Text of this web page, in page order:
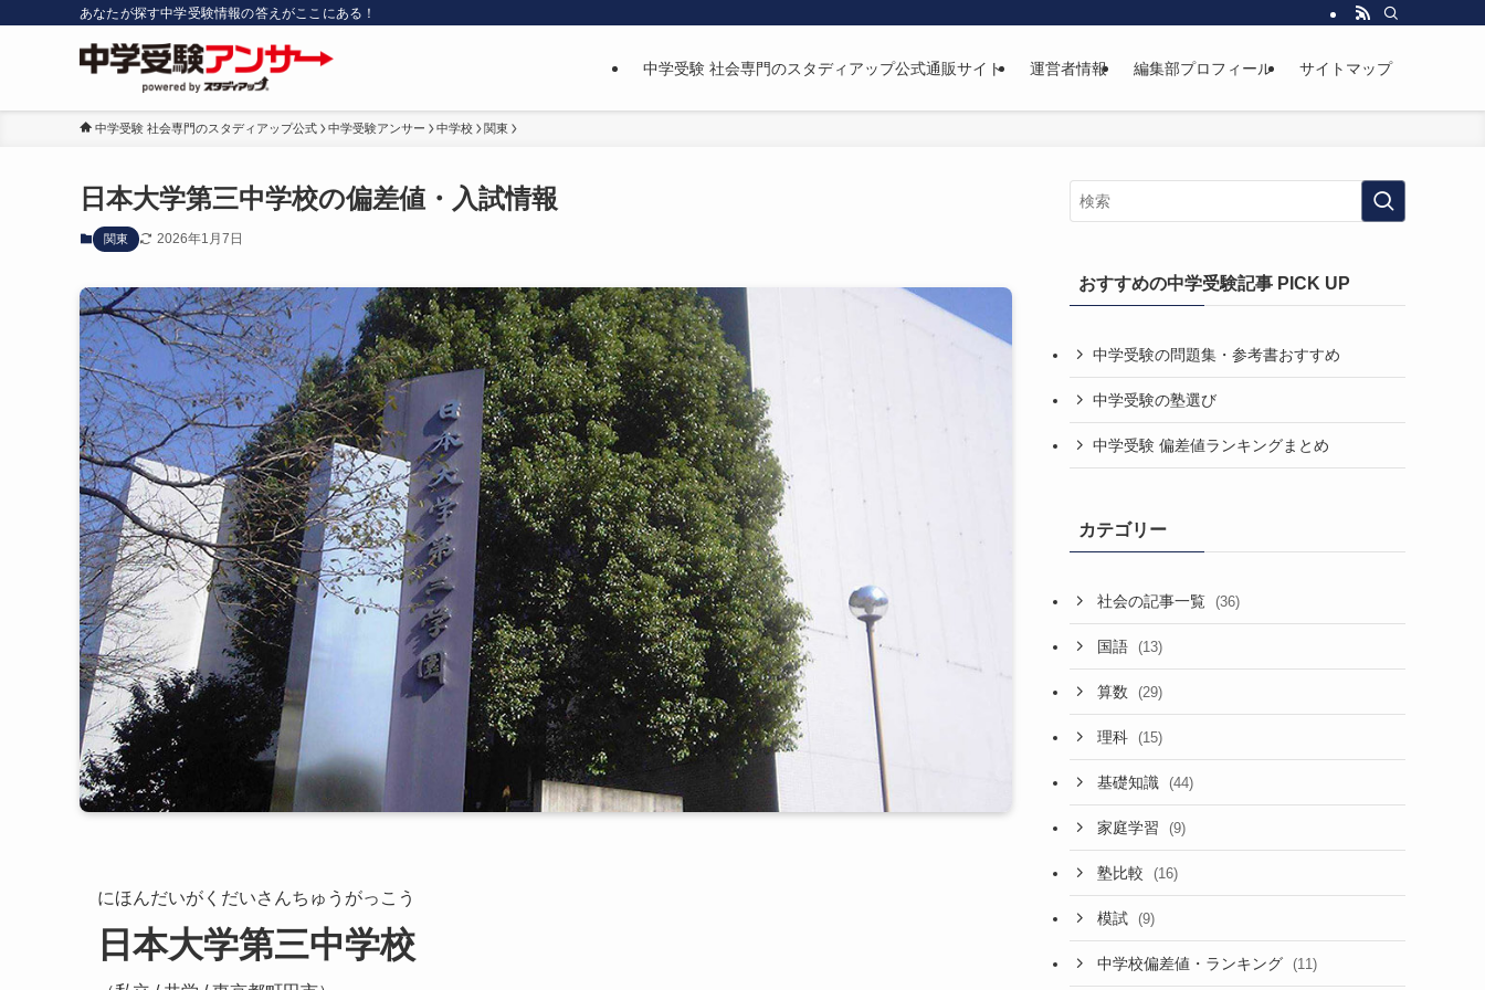
あなたが探す中学受験情報の答えがここにある！
中学受験 社会専門のスタディアップ公式通販サイト 運営者情報 編集部プロフィール サイトマップ
中学受験 社会専門のスタディアップ公式 中学受験アンサー 中学校 関東
日本大学第三中学校の偏差値・入試情報
関東 2026年1月7日
にほんだいがくだいさんちゅうがっこう
日本大学第三中学校
おすすめの中学受験記事 PICK UP
中学受験の問題集・参考書おすすめ
中学受験の塾選び
中学受験 偏差値ランキングまとめ
カテゴリー
社会の記事一覧 (36)
国語 (13)
算数 (29)
理科 (15)
基礎知識 (44)
家庭学習 (9)
塾比較 (16)
模試 (9)
中学校偏差値・ランキング (11)